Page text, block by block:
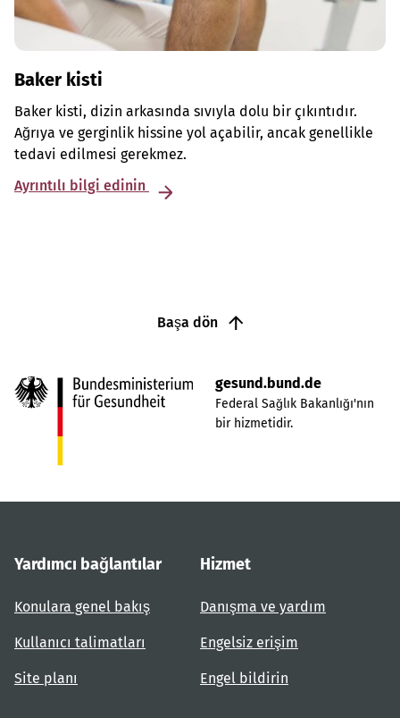
Baker kisti
Baker kisti, dizin arkasında sıvıyla dolu bir çıkıntıdır.
Ağrıya ve gerginlik hissine yol açabilir, ancak genellikle
tedavi edilmesi gerekmez.
Ayrıntılı bilgi edinin
Başa dön
gesund.bund.de
Federal Sağlık Bakanlığı'nın
bir hizmetidir.
Yardımcı bağlantılar
Konulara genel bakış
Kullanıcı talimatları
Site planı
Hizmet
Danışma ve yardım
Engelsiz erişim
Engel bildirin